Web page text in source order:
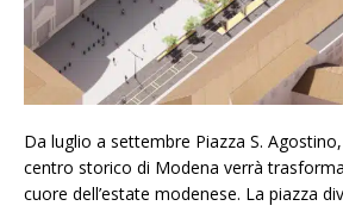
Da luglio a settembre Piazza S.
centro storico di Modena verrà
cuore dell’estate modenese. La piazza